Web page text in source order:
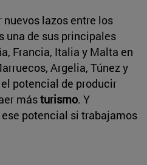
nuevos lazos entre los
una de sus principales
Francia, Italia y Malta en
Argelia, Túnez y
potencial de producir
másturismo. Y
potencial si trabajamos